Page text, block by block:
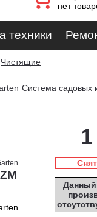
нет
техники
Чистящие
Система садовых
Данный